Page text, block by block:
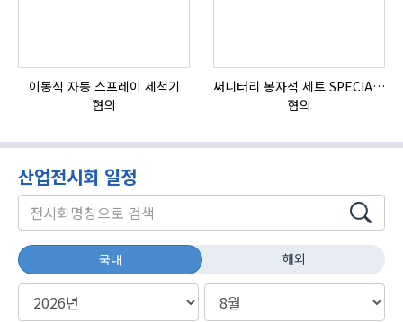
이동식 자동 스프레이 세척기
협의
써니터리 봉자석 세트 SPECIAL , 봉자석 , 자석봉 , 호퍼용자석 , 전자석
협의
산업전시회 일정
국내 해외